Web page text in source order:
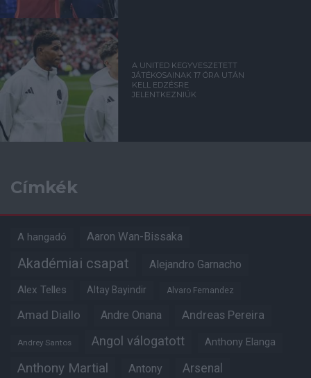
A UNITED KEGYVESZETETT
JÁTÉKOSAINAK 17 ÓRA UTÁN
KELL EDZÉSRE
JELENTKEZNIÜK
Címkék
A hangadó Aaron Wan-Bissaka
Akadémiai csapat Alejandro Garnacho
Alex Telles Altay Bayindir Alvaro Fernandez
Amad Diallo Andre Onana Andreas Pereira
Andrey Santos Angol válogatott Anthony Elanga
Anthony Martial Antony Arsenal